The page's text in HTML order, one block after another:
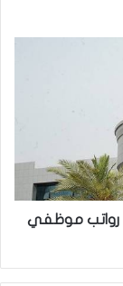
رواتب موظفي